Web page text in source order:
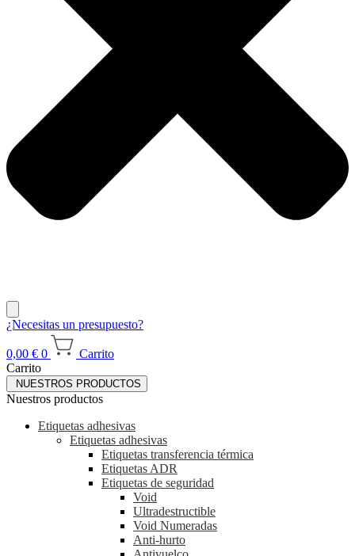
¿Necesitas un presupuesto?
0,00 € 0
Carrito
Carrito
NUESTROS PRODUCTOS
Nuestros productos
Etiquetas adhesivas
Etiquetas adhesivas
Etiquetas transferencia térmica
Etiquetas ADR
Etiquetas de seguridad
Void
Ultradestructible
Void Numeradas
Anti-hurto